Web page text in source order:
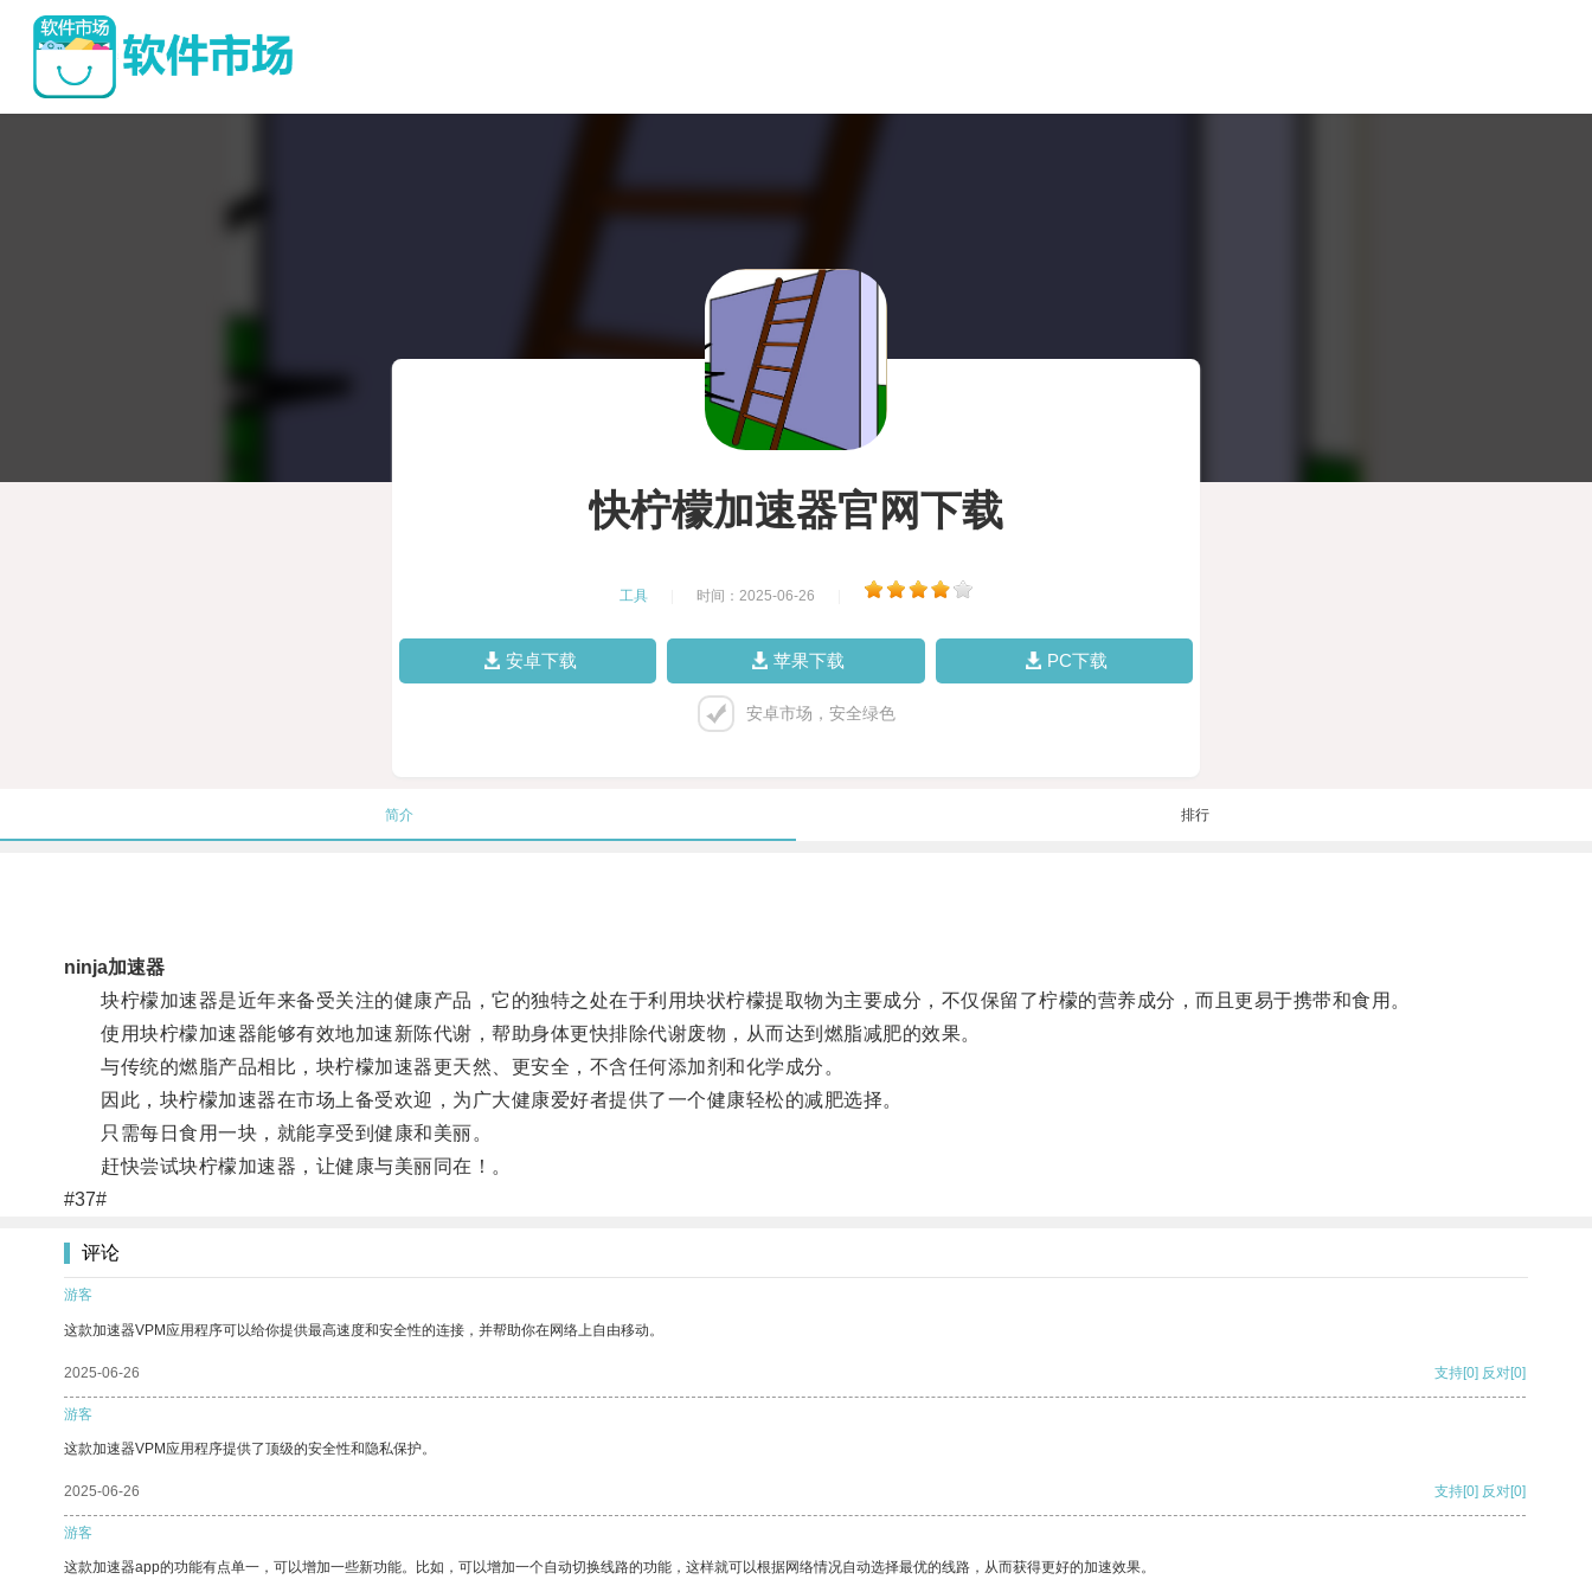
快柠檬加速器官网下载
工具 时间：2025-06-26
安卓下载 苹果下载 PC下载
安卓市场，安全绿色
简介 排行
ninja加速器
块柠檬加速器是近年来备受关注的健康产品，它的独特之处在于利用块状柠檬提取物为主要成分，不仅保留了柠檬的营养成分，而且更易于携带和食用。
使用块柠檬加速器能够有效地加速新陈代谢，帮助身体更快排除代谢废物，从而达到燃脂减肥的效果。
与传统的燃脂产品相比，块柠檬加速器更天然、更安全，不含任何添加剂和化学成分。
因此，块柠檬加速器在市场上备受欢迎，为广大健康爱好者提供了一个健康轻松的减肥选择。
只需每日食用一块，就能享受到健康和美丽。
赶快尝试块柠檬加速器，让健康与美丽同在！。
#37#
评论
游客
这款加速器VPM应用程序可以给你提供最高速度和安全性的连接，并帮助你在网络上自由移动。
2025-06-26 支持[0] 反对[0]
游客
这款加速器VPM应用程序提供了顶级的安全性和隐私保护。
2025-06-26 支持[0] 反对[0]
游客
这款加速器app的功能有点单一，可以增加一些新功能。比如，可以增加一个自动切换线路的功能，这样就可以根据网络情况自动选择最优的线路，从而获得更好的加速效果。